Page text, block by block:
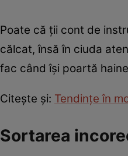
Poate că ții cont de
călcat, însă în ciuda
fac când își poartă
Citește și: Tendințe în
Sortarea